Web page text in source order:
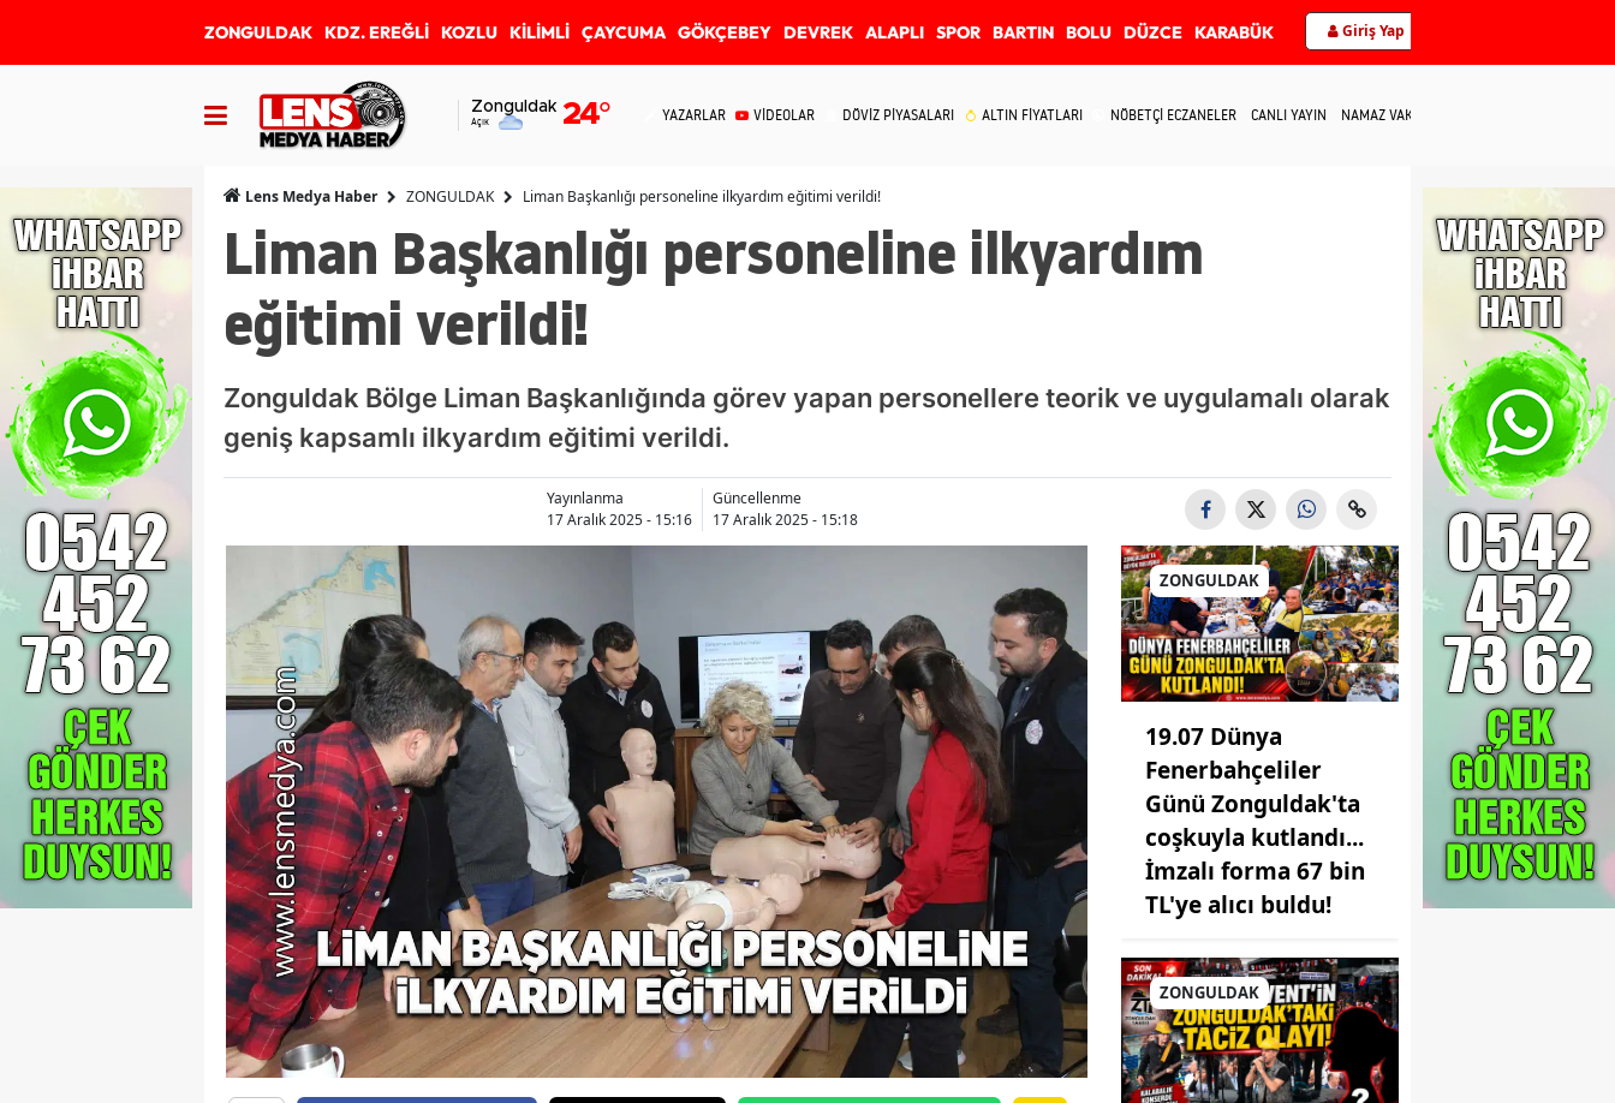
ZONGULDAK KDZ. EREĞLİ KOZLU KİLİMLİ ÇAYCUMA GÖKÇEBEY DEVREK ALAPLI SPOR BARTIN BOLU DÜZCE KARABÜK Giriş Yap
Zonguldak
Açık 24° YAZARLAR VİDEOLAR DÖVİZ PİYASALARI ALTIN FİYATLARI NÖBETÇİ ECZANELER CANLI YAYIN NAMAZ VAKİTLERİ
Lens Medya Haber ZONGULDAK Liman Başkanlığı personeline ilkyardım eğitimi verildi!
Liman Başkanlığı personeline ilkyardım
eğitimi verildi!
Zonguldak Bölge Liman Başkanlığında görev yapan personellere teorik ve uygulamalı olarak
geniş kapsamlı ilkyardım eğitimi verildi.
Yayınlanma
17 Aralık 2025 - 15:16
Güncellenme
17 Aralık 2025 - 15:18
ZONGULDAK
19.07 Dünya
Fenerbahçeliler
Günü Zonguldak'ta
coşkuyla kutlandı...
İmzalı forma 67 bin
TL'ye alıcı buldu!
ZONGULDAK